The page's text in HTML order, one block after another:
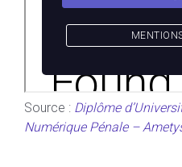
Source : Diplôme
Numérique Pénale –